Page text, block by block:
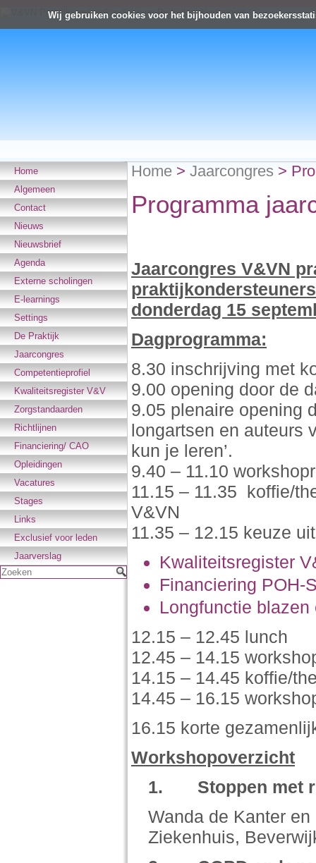
Wij gebruiken cookies voor het bijhouden van
Home
Algemeen
Contact
Nieuws
Nieuwsbrief
Agenda
Externe scholingen
E-learnings
Settings
De Praktijk
Jaarcongres
Competentieprofiel
Kwaliteitsregister V&V
Zorgstandaarden
Richtlijnen
Financiering/ CAO
Opleidingen
Vacatures
Stages
Links
Exclusief voor leden
Jaarverslag
Zoeken
Home > Jaarcongres >
Programma
Jaarcongres V&VN
donderdag 15
Dagprogramma:
8.30 inschrijving met
9.00 opening door de
9.05 plenaire opening
longartsen en auteurs
kun je leren’.
9.40 – 11.10
11.15 – 11.35 koffie/
V&VN
11.35 – 12.15 keuze
Kwaliteitsregister
Financiering POH-
Longfunctie
12.15 – 12.45 lunch
12.45 – 14.15
14.15 – 14.45 koffie/
14.45 – 16.15
16.15 korte
Workshopoverzicht
1. Stoppen met
Wanda de Kanter
Ziekenhuis,